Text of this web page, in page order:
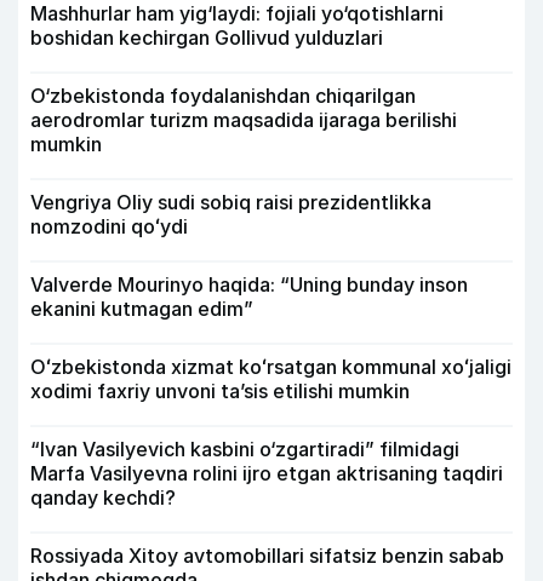
Mashhurlar ham yig‘laydi: fojiali yo‘qotishlarni
boshidan kechirgan Gollivud yulduzlari
O‘zbekistonda foydalanishdan chiqarilgan
aerodromlar turizm maqsadida ijaraga berilishi
mumkin
Vengriya Oliy sudi sobiq raisi prezidentlikka
nomzodini qoʻydi
Valverde Mourinyo haqida: “Uning bunday inson
ekanini kutmagan edim”
Oʻzbekistonda xizmat koʻrsatgan kommunal xoʻjaligi
xodimi faxriy unvoni taʼsis etilishi mumkin
“Ivan Vasilyevich kasbini o‘zgartiradi” filmidagi
Marfa Vasilyevna rolini ijro etgan aktrisaning taqdiri
qanday kechdi?
Rossiyada Xitoy avtomobillari sifatsiz benzin sabab